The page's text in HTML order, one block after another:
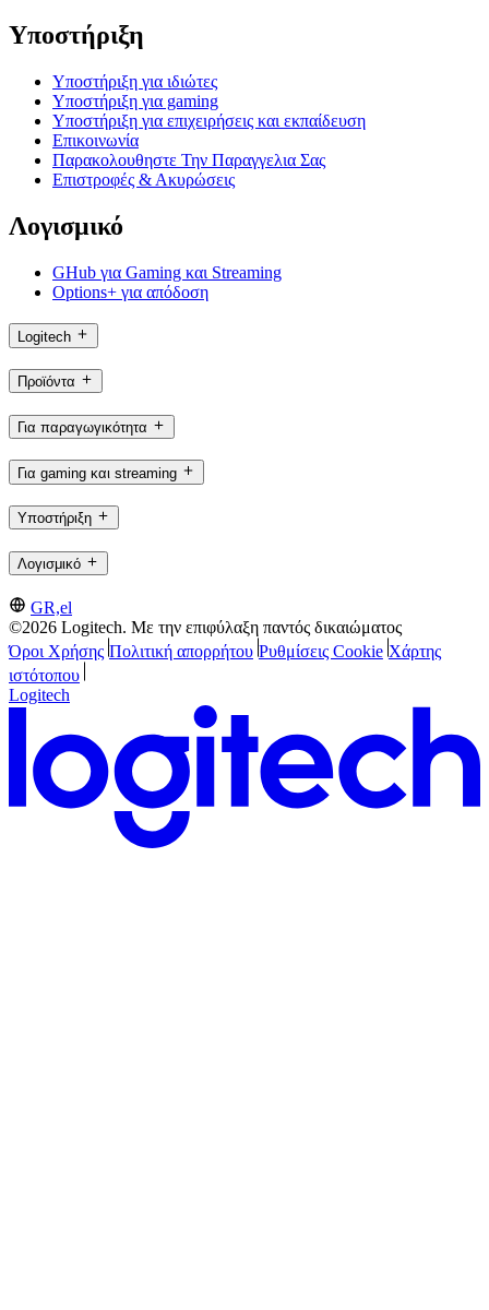
Υποστήριξη
Υποστήριξη για ιδιώτες
Υποστήριξη για gaming
Υποστήριξη για επιχειρήσεις και εκπαίδευση
Επικοινωνία
Παρακολουθηστε Την Παραγγελια Σας
Επιστροφές & Ακυρώσεις
Λογισμικό
GHub για Gaming και Streaming
Options+ για απόδοση
Logitech
Προϊόντα
Για παραγωγικότητα
Για gaming και streaming
Υποστήριξη
Λογισμικό
GR,el
©2026 Logitech. Με την επιφύλαξη παντός δικαιώματος
Όροι Χρήσης Πολιτική απορρήτου Ρυθμίσεις Cookie Χάρτης
ιστότοπου
Logitech